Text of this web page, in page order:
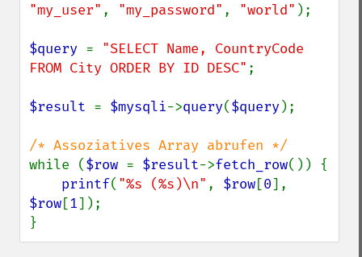
"my_user" , "my_password" , "world" );
$query = "SELECT Name, CountryCode
FROM City ORDER BY ID DESC" ;
$result = $mysqli->query($query);
while ($row = $result->fetch_row()) {
printf( "%s (%s)\n" , $row[0
$row[1]);
}